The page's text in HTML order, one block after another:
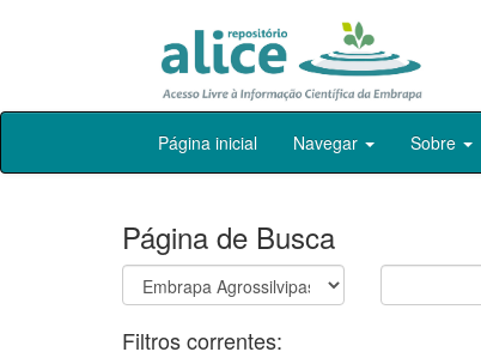
Skip
Página inicial Navegar Sobre
Página de Busca
Filtros correntes: